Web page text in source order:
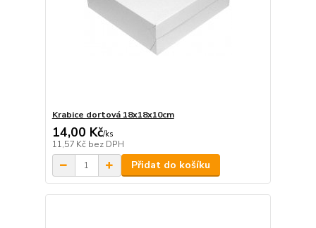
Krabice dortová 18x18x10cm
14,00 Kč/ks
11,57 Kč bez DPH
Přidat do košíku